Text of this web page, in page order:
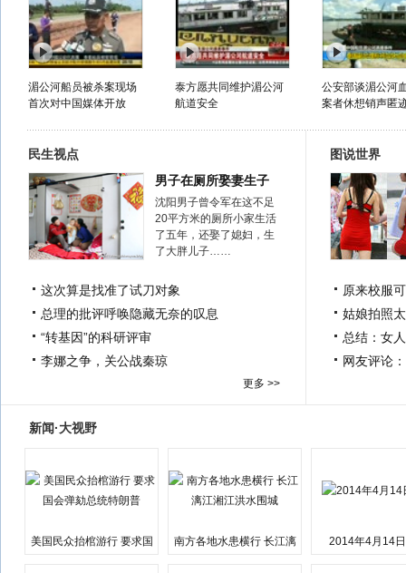
湄公河船员被杀案现场
首次对中国媒体开放
泰方愿共同维护湄公河
航道安全
公安部谈湄公河
案者休想销声匿
民生视点
男子在厕所娶妻生子
沈阳男子曾令军在这不足
20平方米的厕所小家生活
了五年，还娶了媳妇，生
了大胖儿子……
这次算是找准了试刀对象
总理的批评呼唤隐藏无奈的叹息
“转基因”的科研评审
李娜之争，关公战秦琼
更多 >>
图说世界
原来校服
姑娘拍照
总结：女
网友评论
新闻·大视野
美国民众抬棺游行 要求国
南方各地水患横行 长江漓
2014年4月14